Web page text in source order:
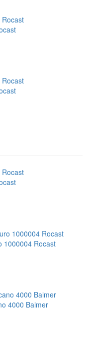
1000004 Rocast
4000 Balmer